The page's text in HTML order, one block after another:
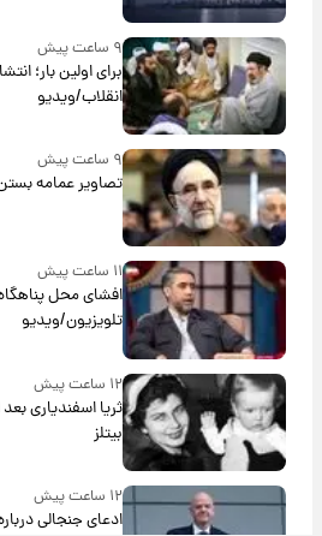
۹ ساعت پیش
برای اولین بار؛
انقلاب/ویدیو
۹ ساعت پیش
تصاویر عمامه
۱۱ ساعت پیش
افشای محل
تلویزیون/ویدیو
۱۲ ساعت پیش
ثریا اسفندیاری
بیتلز
۱۲ ساعت پیش
ادعای جنجالی